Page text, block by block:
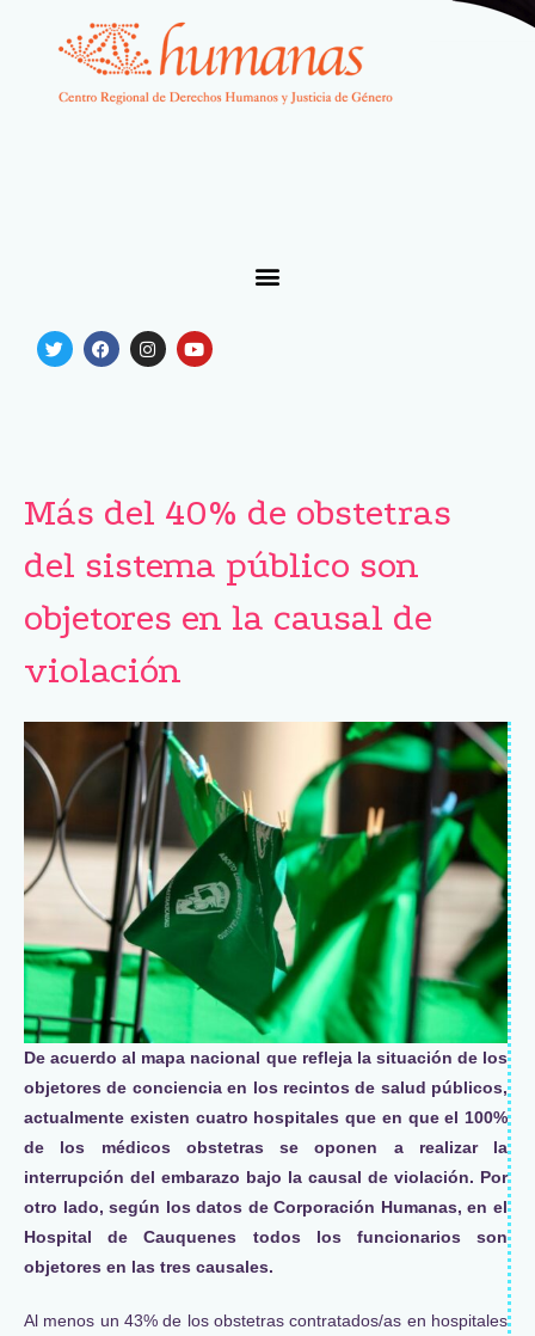
Más del 40% de obstetras
del sistema público son
objetores en la causal de
violación
De acuerdo al mapa nacional que refleja la situación de los
objetores de conciencia en los recintos de salud públicos,
actualmente existen cuatro hospitales que en que el 100%
de los médicos obstetras se oponen a realizar la
interrupción del embarazo bajo la causal de violación. Por
otro lado, según los datos de Corporación Humanas, en el
Hospital de Cauquenes todos los funcionarios son
objetores en las tres causales.
Al menos un 43% de los obstetras contratados/as en hospitales